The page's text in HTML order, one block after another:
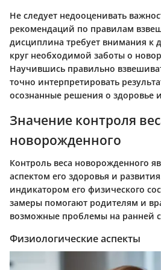
Не следует недооценивать
рекомендаций по правилам
дисциплина требует внимания к
круг необходимой заботы о
Научившись правильно
точно интерпретировать
осознанные решения о здоровье
Значение контроля
новорожденного
Контроль веса новорожденного
аспектом его здоровья и
индикатором его физического
замеры помогают родителям и
возможные проблемы на ранней
Физиологические аспекты